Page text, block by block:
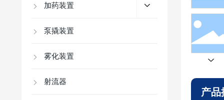
加药装置
泵撬装置
雾化装置
射流器
产品